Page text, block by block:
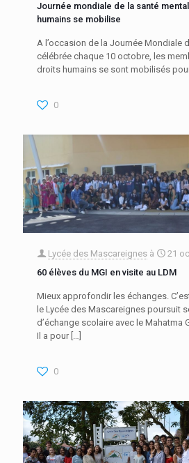
Journée mondiale de la santé
humains se mobilise
A l’occasion de la Journée Mondiale
célébrée chaque 10 octobre, les
droits humains se sont mobilisés
0
Lycée des Mascareignes à
21
60 élèves du MGI en visite au LDM
Mieux approfondir les échanges.
le Lycée des Mascareignes poursuit
d’échange scolaire avec le Mahatma
Il a pour[…]
0